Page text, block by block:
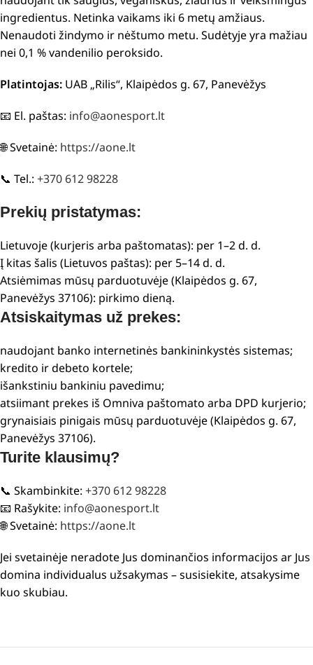
ingredientus. Netinka vaikams iki 6 metų amžiaus.
Nenaudoti žindymo ir nėštumo metu. Sudėtyje yra mažiau
nei 0,1 % vandenilio peroksido.
Platintojas: UAB „Rilis“, Klaipėdos g. 67, Panevėžys
📧 El. paštas: info@aonesport.lt
🌐 Svetainė: https://aone.lt
📞 Tel.: +370 612 98228
Prekių pristatymas:
Lietuvoje (kurjeris arba paštomatas): per 1–2 d. d.
Į kitas šalis (Lietuvos paštas): per 5–14 d. d.
Atsiėmimas mūsų parduotuvėje (Klaipėdos g. 67,
Panevėžys 37106): pirkimo dieną.
Atsiskaitymas už prekes:
naudojant banko internetinės bankininkystės sistemas;
kredito ir debeto kortele;
išankstiniu bankiniu pavedimu;
atsiimant prekes iš Omniva paštomato arba DPD kurjerio;
grynaisiais pinigais mūsų parduotuvėje (Klaipėdos g. 67,
Panevėžys 37106).
Turite klausimų?
📞 Skambinkite: +370 612 98228
📧 Rašykite: info@aonesport.lt
🌐 Svetainė: https://aone.lt
Jei svetainėje neradote Jus dominančios informacijos ar Jus
domina individualus užsakymas – susisiekite, atsakysime
kuo skubiau.